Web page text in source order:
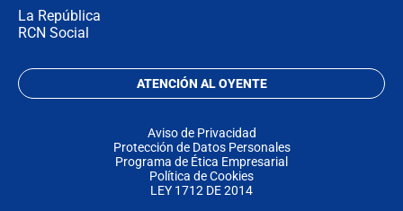
La República
RCN Social
ATENCIÓN AL OYENTE
Aviso de Privacidad
Protección de Datos Personales
Programa de Ética Empresarial
Política de Cookies
LEY 1712 DE 2014